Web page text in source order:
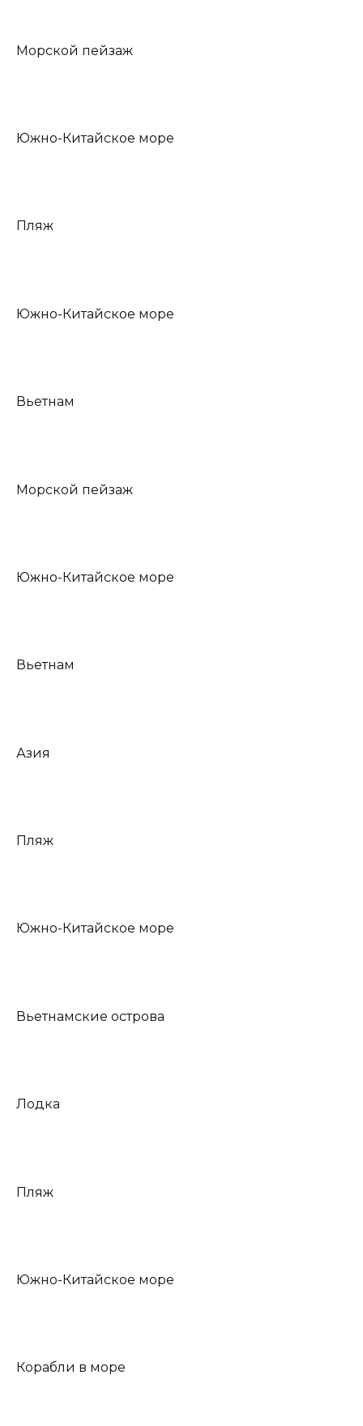
Морской пейзаж
Южно-Китайское море
Пляж
Южно-Китайское море
Вьетнам
Морской пейзаж
Южно-Китайское море
Вьетнам
Азия
Пляж
Южно-Китайское море
Вьетнамские острова
Лодка
Пляж
Южно-Китайское море
Корабли в море